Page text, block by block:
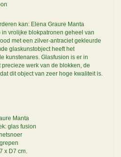
kan: Elena Graure Manta
vrolijke blokpatronen geheel van
met een zilver-antraciet gekleurde
glaskunstobject heeft het
kunstenares. Glasfusion is er in
werk van de blokken, de
dit object van zeer hoge kwaliteit is.
Manta
glas fusion
x D7 cm.